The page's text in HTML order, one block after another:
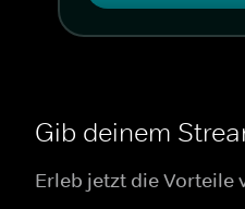
Gib deinem
Erleb jetzt die Vorteile